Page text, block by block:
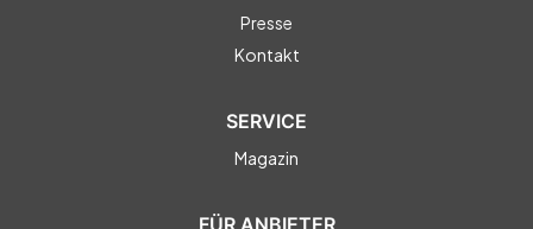
Presse
Kontakt
SERVICE
Magazin
FÜR ANBIETER